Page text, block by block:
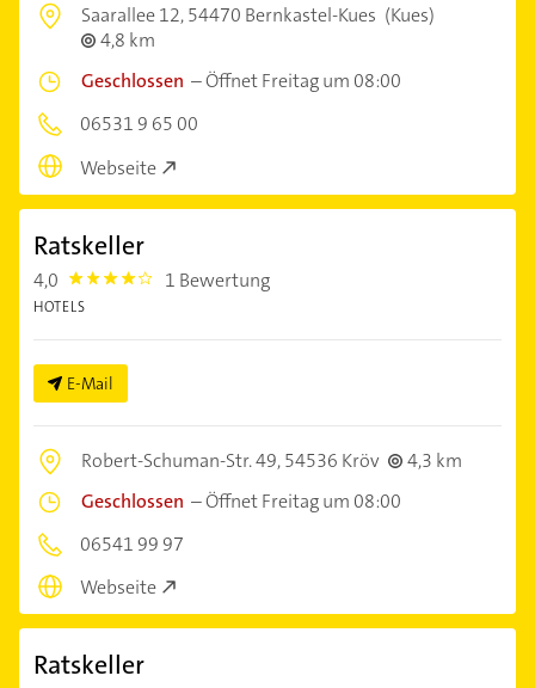
Saarallee 12,54470 Bernkastel-Kues (Kues)
4,8 km
Geschlossen –Öffnet Freitag um 08:00
06531 9 65 00
Webseite
Ratskeller
4,0 4.0 1 Bewertung
HOTELS
E-Mail
Robert-Schuman-Str. 49,54536 Kröv
4,3 km
Geschlossen –Öffnet Freitag um 08:00
06541 99 97
Webseite
Ratskeller